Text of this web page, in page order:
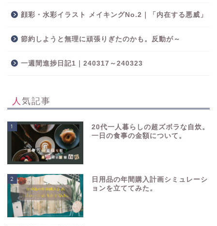
顔彩・水彩イラスト メイキングNo.2｜「内在する悪威」
節約しようと無理に頑張りぎたのかも。反動が～
一週間進捗日記1｜240317～240323
人気記事
1
20代一人暮らしの超ズボラな自炊。
一日の食事の金額について。
2
日用品の年間購入計画シミュレーシ
ョンを立ててみた。